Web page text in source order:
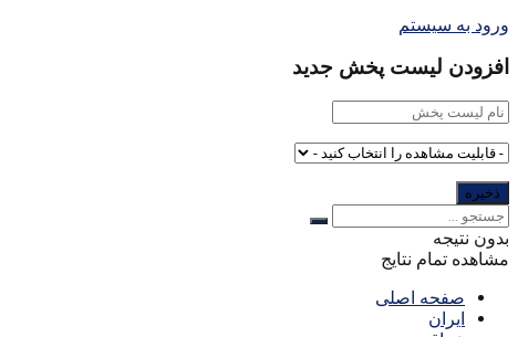
ورود به سیستم
افزودن لیست پخش جدید
بدون نتیجه
مشاهده تمام نتایج
صفحه اصلی
ایران